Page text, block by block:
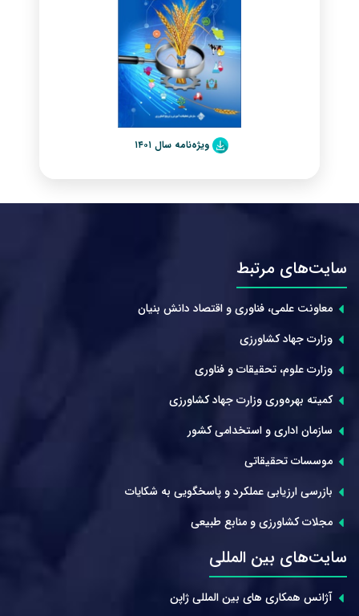
ویژه‌نامه سال ۱۴۰۱
سایت‌های مرتبط
معاونت علمی، فناوری و اقتصاد دانش بنیان
وزارت جهاد کشاورزی
وزارت علوم، تحقیقات و فناوری
کمیته بهره‌وری وزارت جهاد کشاورزی
سازمان اداری و استخدامی کشور
موسسات تحقیقاتی
بازرسی ارزیابی عملکرد و پاسخگویی به شکایات
مجلات کشاورزی و منابع طبیعی
سایت‌های بین المللی
آژانس همکاری های بین المللی ژاپن